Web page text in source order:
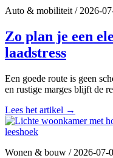
Auto & mobiliteit /2026-
Zo plan je een
laadstress
Een goede route is geen
en rustige marges blijft de
Lees het artikel →
Wonen & bouw /2026-07-